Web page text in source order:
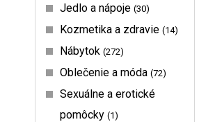
Jedlo a nápoje 30
Kozmetika a zdravie 14
Nábytok 272
Oblečenie a móda 72
Sexuálne a erotické
pomôcky 1